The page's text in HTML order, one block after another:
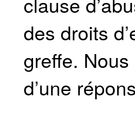
des droits
greffe.
d’une